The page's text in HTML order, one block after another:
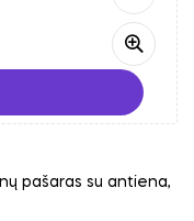
pašaras su antiena,